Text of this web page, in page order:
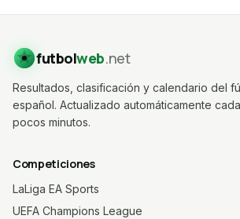
futbolweb.net
Resultados, clasificación y calendario del
español. Actualizado automáticamente cada
pocos minutos.
Competiciones
LaLiga EA Sports
UEFA Champions League